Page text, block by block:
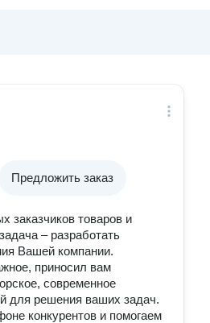
Предложить заказ
заказчиков товаров и
– разработать
Вашей компании.
приносил вам
современное
для решения ваших задач.
конкурентов и помогаем